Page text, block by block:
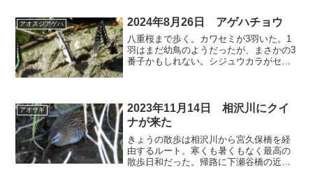
アオスジアゲハ 2024年8月26日 アゲハチョウ
八重桜まで歩く。カワセミが3羽いた。1
羽はまだ幼鳥のようだったが、まさかの3
番子かもしれない。シジュウカラがセミ
か見ていなかっ...
アオサギ
2023年11月14日 相沢川にクイ
ナが来た
きょうの散歩は相沢川から宮久保橋を経
由するルート。寒くも暑くもなく最高の
散歩日和だった。帰路に下瀬谷橋の近く